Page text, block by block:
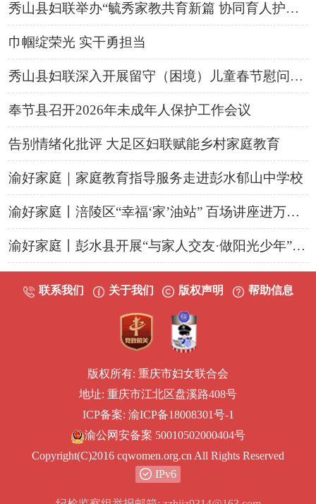
秀山县妇联举办“毓秀家教共育新篇 协同育人护航成长”主题讲座
巾帼绽荣光 实干勇担当
秀山县妇联深入开展留守（困境）儿童春节慰问活动
奉节县召开2026年未成年人保护工作会议
告别情绪化批评 大足区妇联赋能乡村家庭教育
渝好家庭｜ 家庭教育指导服务走进彭水郁山中学校
渝好家庭丨涪陵区“幸福‘家’油站” 百场讲座进万家赋能培训走进爱心妈妈协会
渝好家庭丨彭水县开展“与家人交友·做阳光少年”
家
联系我们 关于我们 版权声明 帮助信息
版权所有: 重庆市妇女联合会
地址: 重庆市江北区盘溪路408号
ICP备案: 渝ICP备18008301号-1
渝公网安备案 50010502000404号
Copyright(C)2016 cqwomen.org.cn All Rights Reserved
IPv6